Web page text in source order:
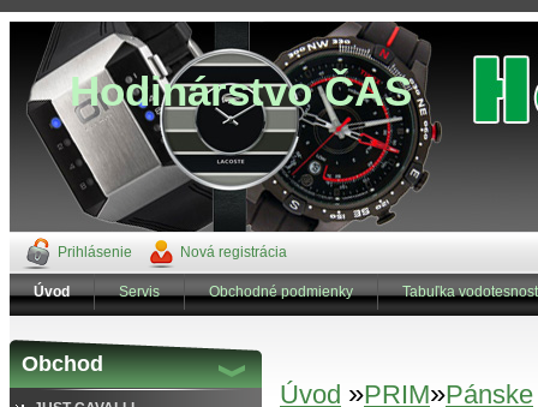
Hodinárstvo ČAS
Prihlásenie Nová registrácia
Úvod Servis Obchodné podmienky Tabuľka
Obchod
Úvod »PRIM»Pánske